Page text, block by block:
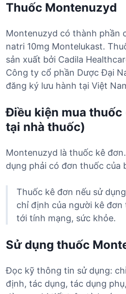
Thuốc Montenuzyd
Montenuzyd có thành phần
natri 10mg Montelukast.
sản xuất bởi Cadila
Công ty cổ phần Dược Đại
đăng ký lưu hành tại Việt
Điều kiện mua thuốc
tại nhà thuốc)
Montenuzyd là thuốc kê
dụng phải có đơn thuốc của
Thuốc kê đơn nếu sử
chỉ định của người kê
tới tính mạng, sức khỏe.
Sử dụng thuốc
Đọc kỹ thông tin sử dụng:
định, tác dụng, tác dụng